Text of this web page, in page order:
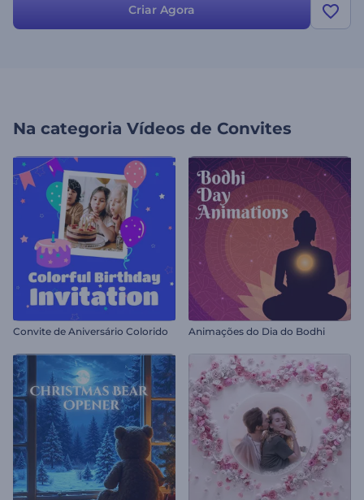
mídias sociais e muito mais. Crie agora e deixe a mágica das festas
Criar Agora
Na categoria Vídeos de Convites
Convite de Aniversário Colorido Animações do Dia do Bodhi